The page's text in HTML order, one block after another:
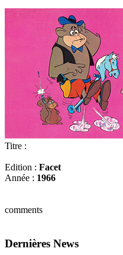
Titre :
Edition : Facet
Année : 1966
comments
Dernières News